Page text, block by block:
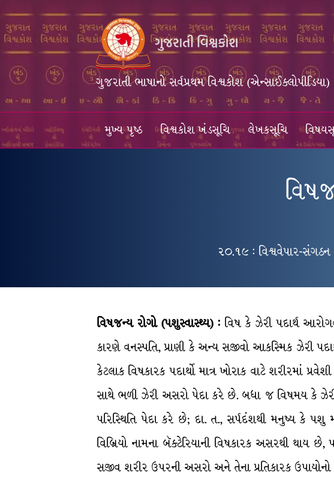
ગુજરાતી ભાષાનો સર્વપ્રથમ વિશ્વકોશ (એન્સાઈક્લોપીડિયા)
મુખ્ય પૃષ્ઠ વિશ્વકોશ ખંડસૂચિ લેખકસૂચિ
૨૦.૧૯ : વિશ્વવેપાર-સંગઠન
વિષજન્ય રોગો(પશુસ્વાસ્થ્ય) : વિષ કે ઝેરી પદાર્થ
કારણે વનસ્પતિ, પ્રાણી કે અન્ય સજીવો આકસ્મિક ઝેરી
કેટલાક વિષકારક પદાર્થો માત્ર ખોરાક વાટે શરીરમાં
સાથે ભળી ઝેરી અસરો પેદા કરે છે. બધા જ વિષમય કે ઝેરી
પરિસ્થિતિ પેદા કરે છે; દા. ત., સર્પદંશથી મનુષ્ય કે
વિબ્રિયો નામના બૅક્ટેરિયાની વિષકારક અસરથી થાય
સજીવ શરીર ઉપરની અસરો અને તેના પ્રતિકારક